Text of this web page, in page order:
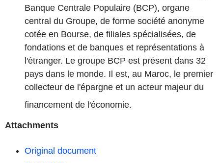
Banque Centrale Populaire (BCP), organe
central du Groupe, de forme société anonyme
cotée en Bourse, de ﬁliales spécialisées, de
fondations et de banques et représentations à
l'étranger. Le groupe BCP est présent dans 32
pays dans le monde. Il est, au Maroc, le premier
collecteur de l'épargne et un acteur majeur du
ﬁnancement de l'économie.
Attachments
Original document